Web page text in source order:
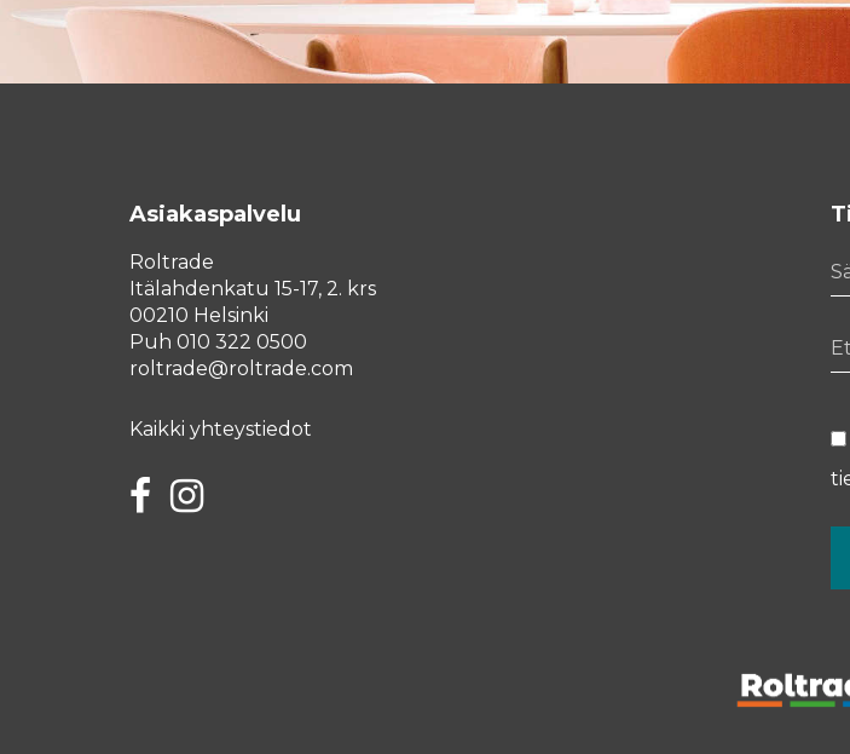
Asiakaspalvelu
Roltrade
Itälahdenkatu 15-17, 2. krs
00210 Helsinki
Puh 010 322 0500
roltrade@roltrade.com
Kaikki yhteystiedot
FacebookInstagram